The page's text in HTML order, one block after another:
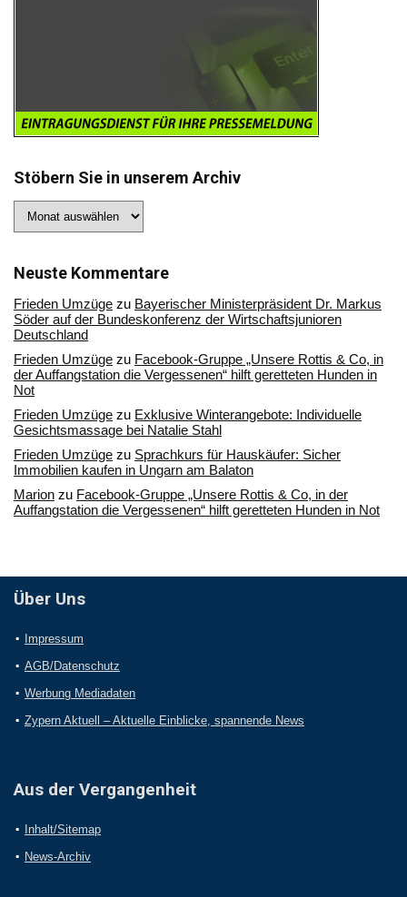
Stöbern Sie in unserem Archiv
Sie
Archiv
Neuste Kommentare
Frieden Umzüge zu Bayerischer Ministerpräsident Dr. Markus
Söder auf der Bundeskonferenz der Wirtschaftsjunioren
Deutschland
Frieden Umzüge zu Facebook-Gruppe „Unsere Rottis & Co, in
der Auffangstation die Vergessenen“ hilft geretteten Hunden in
Not
Frieden Umzüge zu Exklusive Winterangebote: Individuelle
Gesichtsmassage bei Natalie Stahl
Frieden Umzüge zu Sprachkurs für Hauskäufer: Sicher
Immobilien kaufen in Ungarn am Balaton
Marion zu Facebook-Gruppe „Unsere Rottis & Co, in der
Auffangstation die Vergessenen“ hilft geretteten Hunden in Not
Über Uns
Impressum
AGB/Datenschutz
Werbung Mediadaten
Zypern Aktuell – Aktuelle Einblicke, spannende News
Aus der Vergangenheit
Inhalt/Sitemap
News-Archiv